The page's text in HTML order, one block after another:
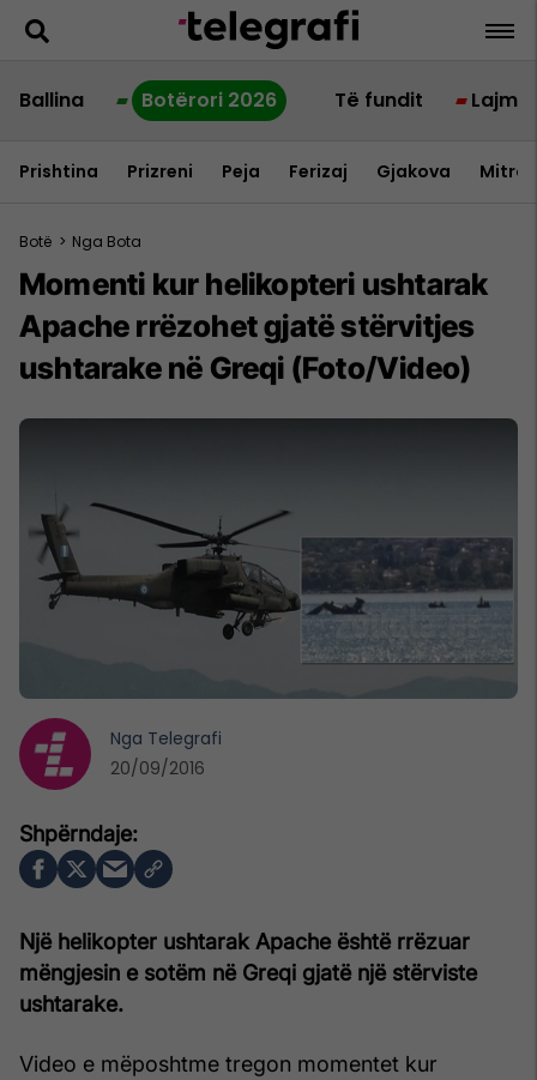
Ballina Botërori 2026 Të fundit Lajme
Prishtina Prizreni Peja Ferizaj Gjakova
Botë > Nga Bota
Momenti kur helikopteri ushtarak
Apache rrëzohet gjatë stërvitjes
ushtarake në Greqi (Foto/Video)
Një helikopter ushtarak Apache është rrëzuar
mëngjesin e sotëm në Greqi gjatë një stërviste
ushtarake.
Video e mëposhtme tregon momentet kur
Nga Telegrafi
20/09/2016